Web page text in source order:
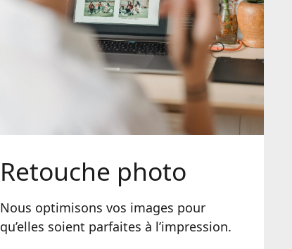
Retouche photo
Nous optimisons vos images pour
qu’elles soient parfaites à l’impression.